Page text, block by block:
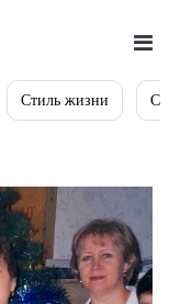
Стиль жизни